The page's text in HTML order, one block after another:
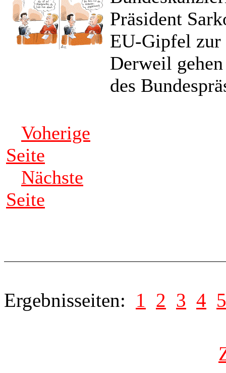
Präsident
EU-Gipfel zur
Derweil
des
Voherige
Seite
Nächste
Seite
Ergebnisseiten: 1 2 3 4 5